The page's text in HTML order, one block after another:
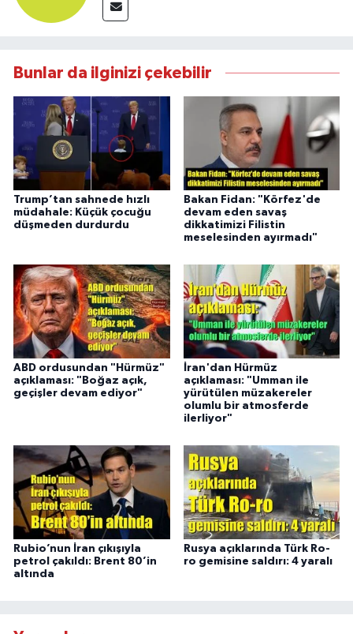
Bunlar da ilginizi çekebilir
Trump’tan sahnede hızlı
müdahale: Küçük çocuğu
düşmeden durdurdu
Bakan Fidan: "Körfez'de
devam eden savaş
dikkatimizi Filistin
meselesinden ayırmadı"
ABD ordusundan "Hürmüz"
açıklaması: "Boğaz açık,
geçişler devam ediyor"
İran'dan Hürmüz
açıklaması: "Umman ile
yürütülen müzakereler
olumlu bir atmosferde
ilerliyor"
Rubio’nun İran çıkışıyla
petrol çakıldı: Brent 80’in
altında
Rusya açıklarında Türk Ro-
ro gemisine saldırı: 4 yaralı